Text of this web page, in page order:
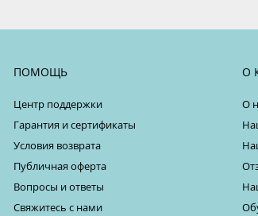
ПОМОЩЬ
Центр поддержки
Гарантия и сертификаты
Условия возврата
Публичная оферта
Вопросы и ответы
Свяжитесь с нами
О
О